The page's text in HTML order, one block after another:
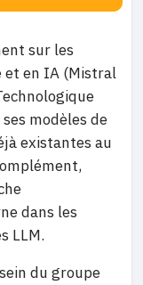
sur les
et en IA (Mistral
modèles de
existantes au
dans les
LLM.
du groupe